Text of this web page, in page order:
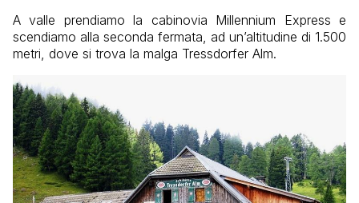
A valle prendiamo la cabinovia Millennium Express e
scendiamo alla seconda fermata, ad un’altitudine di 1.500
metri, dove si trova la malga Tressdorfer Alm.